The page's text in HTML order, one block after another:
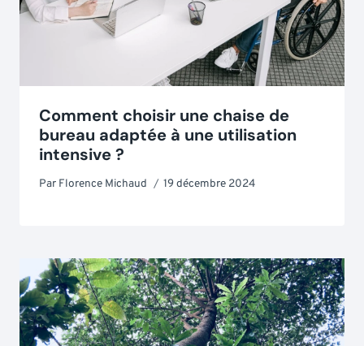
Comment choisir une chaise de
bureau adaptée à une utilisation
intensive ?
Par Florence Michaud 19 décembre 2024